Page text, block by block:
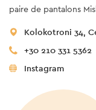
paire de pantalons
Kolokotroni 34,
+30 210 331 5362
Instagram